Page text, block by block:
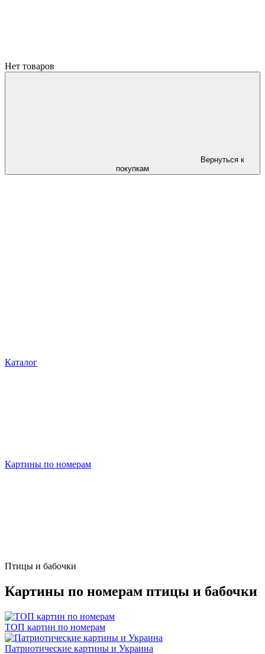
Нет товаров
Вернуться к
покупкам
Каталог
Картины по номерам
Птицы и бабочки
Картины по номерам птицы и бабочки
ТОП картин по номерам
Патриотические картины и Украина